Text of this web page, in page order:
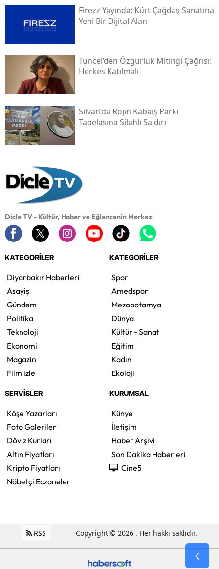
Firezz Yayında: Kürt Çağdaş Sanatına
Yeni Bir Dijital Alan
Tuncel’den Özgürlük Mitingi Çağrısı:
Herkes Katılmalı
Silvan’da Rojin Kabaiş Parkı
Tabelasına Silahlı Saldırı
Dicle TV - Kültür, Haber ve Eğlencenin Merkezi
KATEGORİLER
Diyarbakır Haberleri
Asayiş
Gündem
Politika
Teknoloji
Ekonomi
Magazin
Film izle
KATEGORİLER
Spor
Amedspor
Mezopotamya
Dünya
Kültür - Sanat
Eğitim
Kadın
Ekoloji
SERVİSLER
Köşe Yazarları
Foto Galeriler
Döviz Kurları
Altın Fiyatları
Kripto Fiyatları
Nöbetçi Eczaneler
KURUMSAL
Künye
İletişim
Haber Arşivi
Son Dakika Haberleri
Cine5
RSS Copyright © 2026 . Her hakkı saklıdır.